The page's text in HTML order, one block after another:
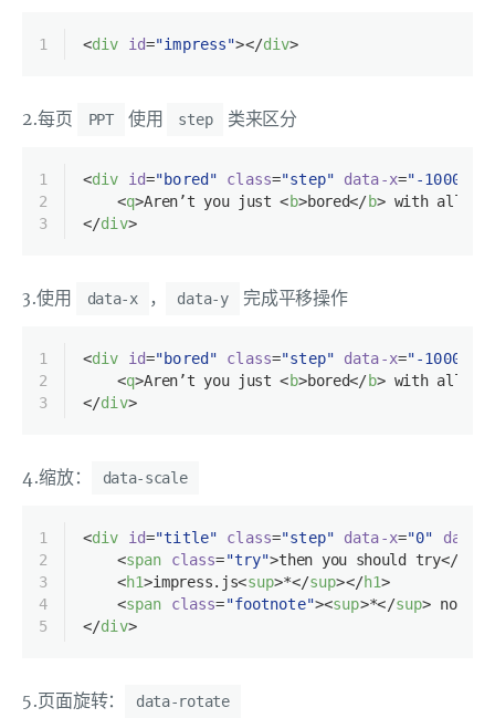
1 <div id="impress"></div>
2.每页 PPT 使用 step 类来区分
1
2
3
<div id="bored" class="step" data-x="-1000"
<q>Aren’t you just <b>bored</b> with all
</div>
3.使用 data-x ， data-y 完成平移操作
1
2
3
<div id="bored" class="step" data-x="-1000"
<q>Aren’t you just <b>bored</b> with all
</div>
4.缩放： data-scale
1
2
3
4
5
<div id="title" class="step" data-x="0"
data-
<span class="try">then you should try</
<h1>impress.js<sup>*</sup></h1>
<span class="footnote"><sup>*</sup> no
</div>
5.页面旋转： data-rotate